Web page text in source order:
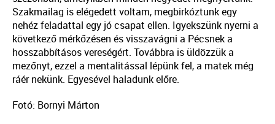
Szakmailag is elégedett voltam, megbirkóztunk egy
nehéz feladattal egy jó csapat ellen. Igyekszünk nyerni a
következő mérkőzésen és visszavágni a Pécsnek a
hosszabbításos vereségért. Továbbra is üldözzük a
mezőnyt, ezzel a mentalitással lépünk fel, a matek még
ráér nekünk. Egyesével haladunk előre.
Fotó: Bornyi Márton